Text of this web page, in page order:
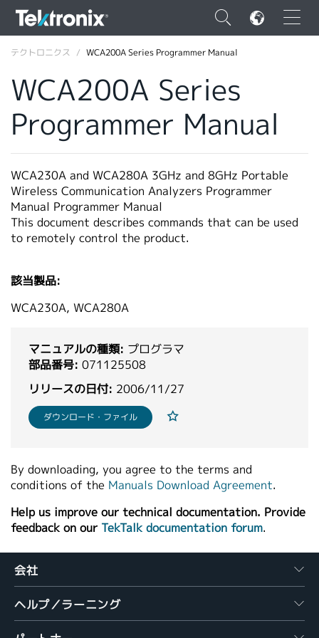
×
ENGLISH
DEUTSCH
VIỆT NAM
简体中文
日本語
韓国語
テクトロニクス WCA200A Series Programmer Manual
WCA200A Series
Programmer Manual
WCA230A and WCA280A 3GHz and 8GHz Portable
Wireless Communication Analyzers Programmer
Manual Programmer Manual
This document describes commands that can be used
to remotely control the product.
該当製品:
WCA230A, WCA280A
マニュアルの種類: プログラマ
部品番号: 071125508
リリースの日付: 2006/11/27
ダウンロード・ファイル
By downloading, you agree to the terms and
conditions of the Manuals Download Agreement.
Help us improve our technical documentation. Provide
feedback on our TekTalk documentation forum.
会社
ヘルプ／ラーニング